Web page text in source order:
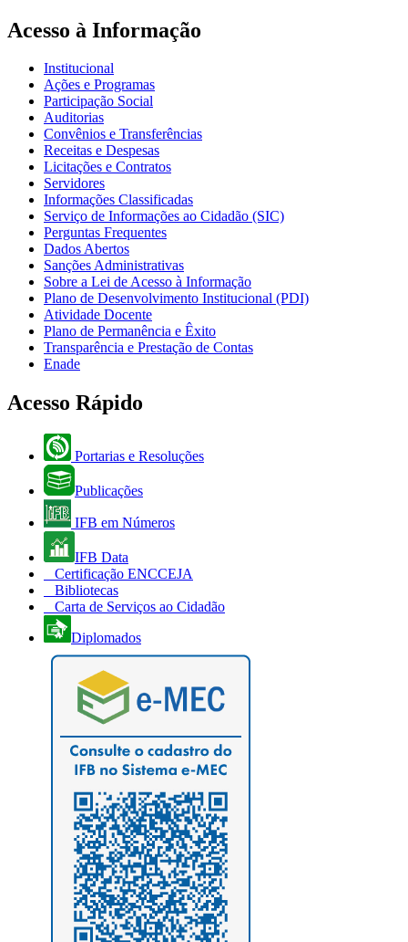
Acesso à Informação
Institucional
Ações e Programas
Participação Social
Auditorias
Convênios e Transferências
Receitas e Despesas
Licitações e Contratos
Servidores
Informações Classificadas
Serviço de Informações ao Cidadão (SIC)
Perguntas Frequentes
Dados Abertos
Sanções Administrativas
Sobre a Lei de Acesso à Informação
Plano de Desenvolvimento Institucional (PDI)
Atividade Docente
Plano de Permanência e Êxito
Transparência e Prestação de Contas
Enade
Acesso Rápido
Portarias e Resoluções
Publicações
IFB em Números
IFB Data
Certificação ENCCEJA
Bibliotecas
Carta de Serviços ao Cidadão
Diplomados